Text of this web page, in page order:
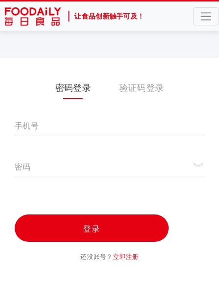
让食品创新触手可及！
密码登录 验证码登录
手机号
密码
登录
还没账号？ 立即注册